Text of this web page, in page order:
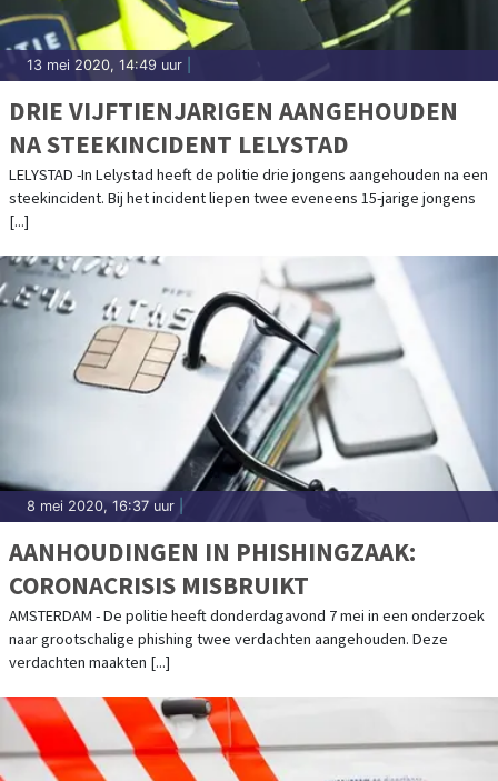
13 mei 2020, 14:49 uur
DRIE VIJFTIENJARIGEN AANGEHOUDEN
NA STEEKINCIDENT LELYSTAD
LELYSTAD -In Lelystad heeft de politie drie jongens aangehouden na een
steekincident. Bij het incident liepen twee eveneens 15-jarige jongens
[...]
8 mei 2020, 16:37 uur
AANHOUDINGEN IN PHISHINGZAAK:
CORONACRISIS MISBRUIKT
AMSTERDAM - De politie heeft donderdagavond 7 mei in een onderzoek
naar grootschalige phishing twee verdachten aangehouden. Deze
verdachten maakten [...]